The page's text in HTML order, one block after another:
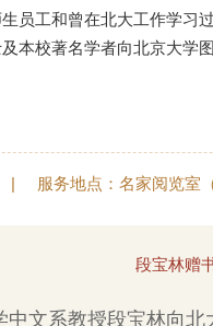
员工和曾在北大工作学习
本校著名学者向北京大学
| 服务地点：名家阅览室
段宝林赠
中文系教授段宝林向北